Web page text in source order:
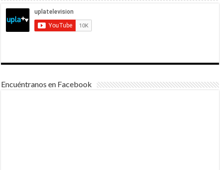
Encuéntranos en Facebook